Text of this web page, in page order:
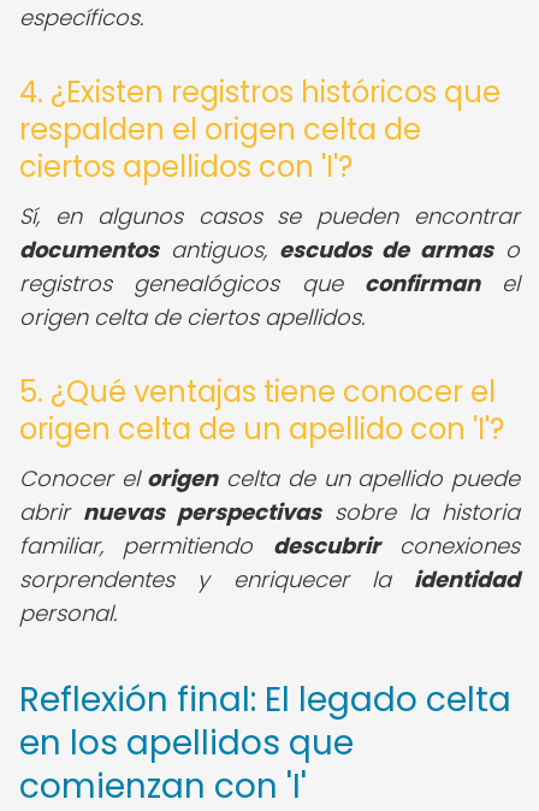
específicos.
4. ¿Existen registros históricos que
respalden el origen celta de
ciertos apellidos con 'I'?
Sí, en algunos casos se pueden encontrar
documentosantiguos, escudos de armaso
registros genealógicos que confirmanel
origen celta de ciertos apellidos.
5. ¿Qué ventajas tiene conocer el
origen celta de un apellido con 'I'?
Conocer el origencelta de un apellido puede
abrir nuevas perspectivassobre la historia
familiar, permitiendo descubrirconexiones
sorprendentes y enriquecer la identidad
personal.
Reflexión final: El legado celta
en los apellidos que
comienzan con 'I'